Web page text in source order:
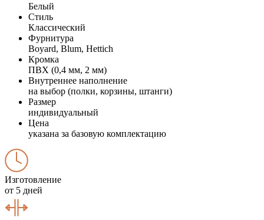
Белый
Стиль
Классический
Фурнитура
Boyard, Blum, Hettich
Кромка
ПВХ (0,4 мм, 2 мм)
Внутреннее наполнение
на выбор (полки, корзины, штанги)
Размер
индивидуальный
Цена
указана за базовую комплектацию
Изготовление
от 5 дней